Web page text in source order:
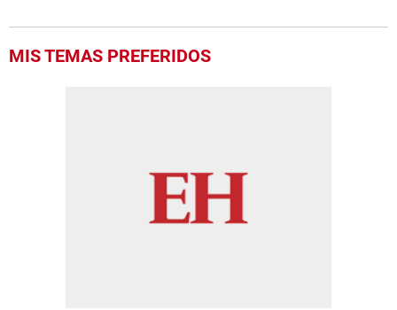
MIS TEMAS PREFERIDOS